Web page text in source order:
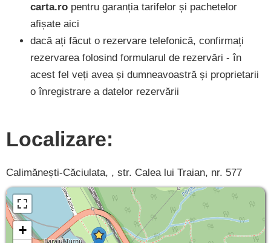
carta.ro pentru garanția tarifelor și pachetelor
afișate aici
dacă ați făcut o rezervare telefonică, confirmați
rezervarea folosind formularul de rezervări - în
acest fel veți avea și dumneavoastră și proprietarii
o înregistrare a datelor rezervării
Localizare:
Calimănești-Căciulata, , str. Calea lui Traian, nr. 577
+